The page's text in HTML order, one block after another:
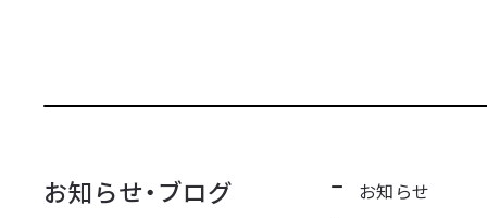
お知らせ・ブログ
お知らせ